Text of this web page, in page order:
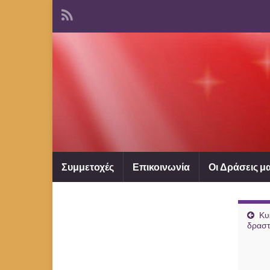
Συμμετοχές Επικοινωνία Οι Δράσεις